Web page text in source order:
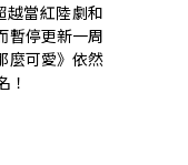
越當紅陸劇和
暫停更新一周
麼可愛》依然
！